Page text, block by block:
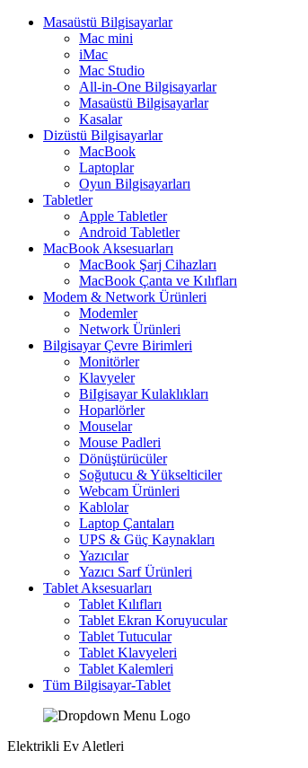
Masaüstü Bilgisayarlar
Mac mini
iMac
Mac Studio
All-in-One Bilgisayarlar
Masaüstü Bilgisayarlar
Kasalar
Dizüstü Bilgisayarlar
MacBook
Laptoplar
Oyun Bilgisayarları
Tabletler
Apple Tabletler
Android Tabletler
MacBook Aksesuarları
MacBook Şarj Cihazları
MacBook Çanta ve Kılıfları
Modem & Network Ürünleri
Modemler
Network Ürünleri
Bilgisayar Çevre Birimleri
Monitörler
Klavyeler
BiIgisayar Kulaklıkları
Hoparlörler
Mouselar
Mouse Padleri
Dönüştürücüler
Soğutucu & Yükselticiler
Webcam Ürünleri
Kablolar
Laptop Çantaları
UPS & Güç Kaynakları
Yazıcılar
Yazıcı Sarf Ürünleri
Tablet Aksesuarları
Tablet Kılıfları
Tablet Ekran Koruyucular
Tablet Tutucular
Tablet Klavyeleri
Tablet Kalemleri
Tüm Bilgisayar-Tablet
Elektrikli Ev Aletleri